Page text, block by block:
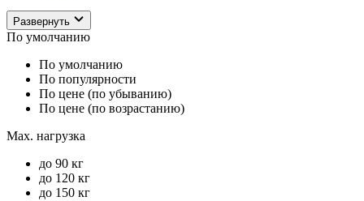
Развернуть
По умолчанию
По умолчанию
По популярности
По цене (по убыванию)
По цене (по возрастанию)
Max. нагрузка
до 90 кг
до 120 кг
до 150 кг